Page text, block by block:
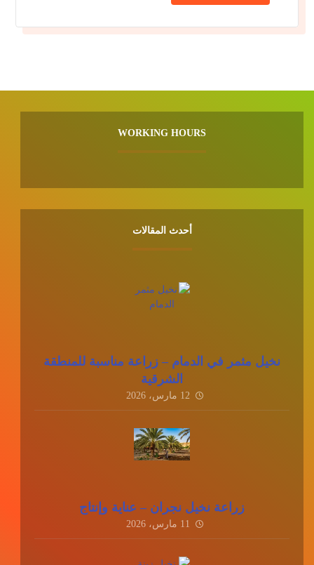
WORKING HOURS
أحدث المقالات
نخيل مثمر في الدمام – زراعة مناسبة للمنطقة
الشرقية
12 مارس، 2026
زراعة نخيل نجران – عناية وإنتاج
11 مارس، 2026